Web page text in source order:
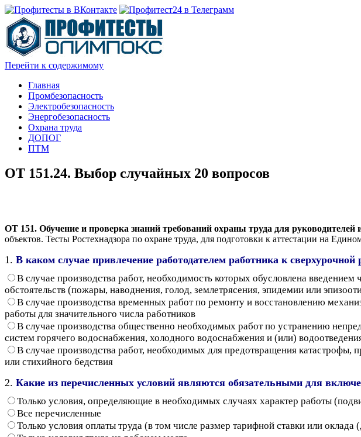
Перейти к содержимому
Главная
Промбезопасность
Электробезопасность
Энергобезопасность
Охрана труда
ДОПОГ
ПТМ
ОТ 151.24. Выбор случайных 20 вопросов
ОТ 151. Обучение и проверка знаний требований охраны труда для руководителей
объектов. Тесты Ростехнадзора по охране труда, для подготовки к аттестации на
1. В каком случае привлечение работодателем работника к сверхурочной
В случае производства работ, необходимость которых обусловлена
обстоятельств (пожары, наводнения, голод, землетрясения, эпидемии или
В случае производства временных работ по ремонту и восстановлению
работы для значительного числа работников
В случае производства общественно необходимых работ по устранению
систем горячего водоснабжения, холодного водоснабжения и (или)
В случае производства работ, необходимых для предотвращения катастрофы,
или стихийного бедствия
2. Какие из перечисленных условий являются обязательными для
Только условия, определяющие в необходимых случаях характер работы
Все перечисленные
Только условия оплаты труда (в том числе размер тарифной ставки или